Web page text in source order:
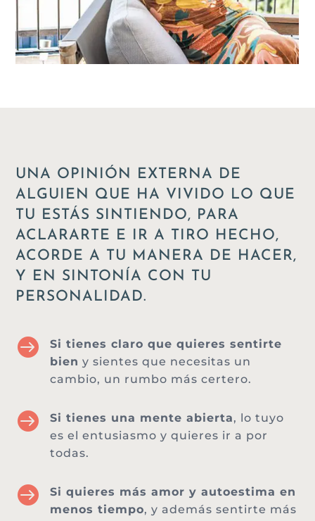
UNA OPINIÓN EXTERNA DE
ALGUIEN QUE HA VIVIDO LO QUE
TU ESTÁS SINTIENDO, PARA
ACLARARTE E IR A TIRO HECHO,
ACORDE A TU MANERA DE HACER,
Y EN SINTONÍA CON TU
PERSONALIDAD.

Si tienes claro que quieres sentirte
bien y sientes que necesitas un
cambio, un rumbo más certero.
 Si tienes una mente abierta, lo tuyo
es el entusiasmo y quieres ir a por
todas.

Si quieres más amor y autoestima en
menos tiempo, y además sentirte más